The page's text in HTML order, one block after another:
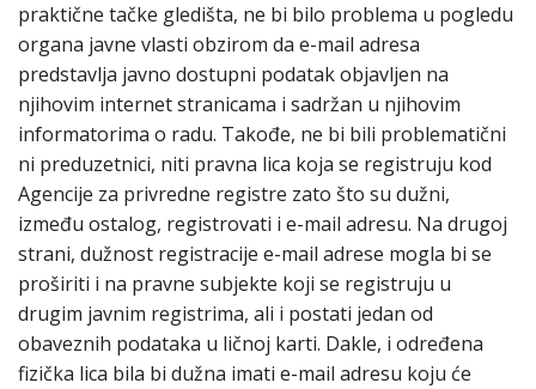
praktične tačke gledišta, ne bi bilo problema u pogledu
organa javne vlasti obzirom da e-mail adresa
predstavlja javno dostupni podatak objavljen na
njihovim internet stranicama i sadržan u njihovim
informatorima o radu. Takođe, ne bi bili problematični
ni preduzetnici, niti pravna lica koja se registruju kod
Agencije za privredne registre zato što su dužni,
između ostalog, registrovati i e-mail adresu. Na drugoj
strani, dužnost registracije e-mail adrese mogla bi se
proširiti i na pravne subjekte koji se registruju u
drugim javnim registrima, ali i postati jedan od
obaveznih podataka u ličnoj karti. Dakle, i određena
fizička lica bila bi dužna imati e-mail adresu koju će